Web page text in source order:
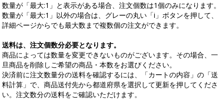
数量が「最大:1」と表示がある場合、注文個数は1個のみになります。
数量が「最大:1」以外の場合は、グレーの丸い「i」ボタンを押して、
詳細ページからでも最大数まで複数個の注文ができます。
送料は、注文個数分必要となります。
商品によっては数量を変更できないものがございます。その場合、一
旦商品を削除しご希望の商品・本数をお選びください。
決済前に注文数量分の送料を確認するには、「カートの内容」の「送
料計算」で、商品送付先から都道府県を選択して更新を押してくださ
い。注文数分の送料をご確認いただけます。